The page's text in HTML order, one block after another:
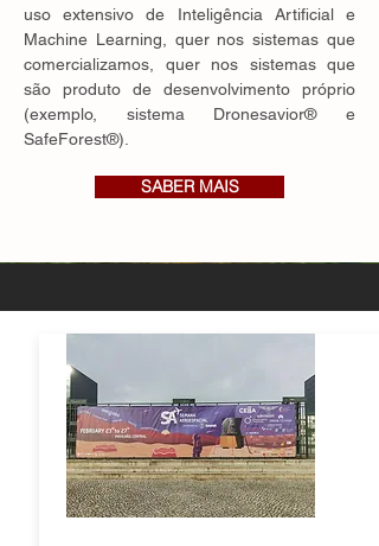
uso extensivo de Inteligência Artificial e
Machine Learning, quer nos sistemas que
comercializamos, quer nos sistemas que
são produto de desenvolvimento próprio
(exemplo, sistema Dronesavior® e
SafeForest®).
SABER MAIS